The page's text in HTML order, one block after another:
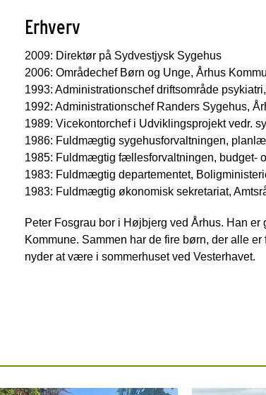
Erhverv
2009: Direktør på Sydvestjysk Sygehus
2006: Områdechef Børn og Unge, Århus
1993: Administrationschef driftsområde
1992: Administrationschef Randers Sygehus,
1989: Vicekontorchef i Udviklingsprojekt vedr.
1986: Fuldmægtig sygehusforvaltningen,
1985: Fuldmægtig fællesforvaltningen, budget-
1983: Fuldmægtig departementet,
1983: Fuldmægtig økonomisk sekretariat,
Peter Fosgrau bor i Højbjerg ved Århus. Han
Kommune. Sammen har de fire børn, der alle
nyder at være i sommerhuset ved Vesterhavet.